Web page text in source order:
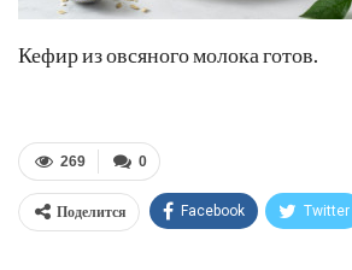
Кефир из овсяного молока готов.
0
269
Поделится Facebook Twitter